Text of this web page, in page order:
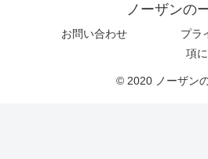
ノーザンの
お問い合わせ
プラ
項
© 2020 ノーザンの